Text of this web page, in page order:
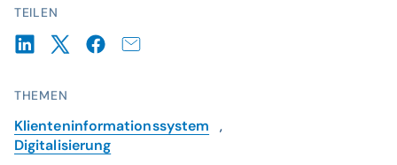
TEILEN
THEMEN
Klienteninformationssystem
,
Digitalisierung